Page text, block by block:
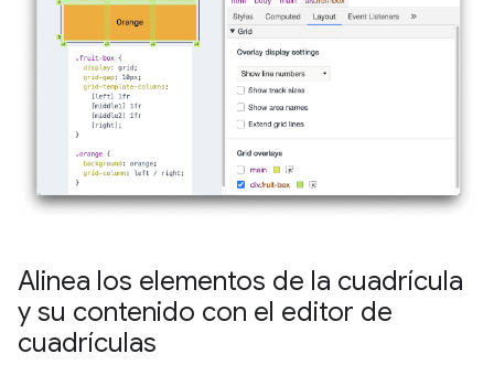
Alinea los elementos de la cuadrícula
y su contenido con el editor de
cuadrículas